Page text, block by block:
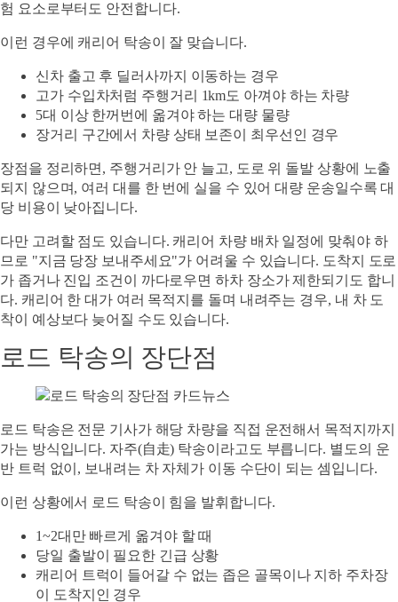
험 요소로부터도 안전합니다.
이런 경우에 캐리어 탁송이 잘 맞습니다.
신차 출고 후 딜러사까지 이동하는 경우
고가 수입차처럼 주행거리 1km도 아껴야 하는 차량
5대 이상 한꺼번에 옮겨야 하는 대량 물량
장거리 구간에서 차량 상태 보존이 최우선인 경우
장점을 정리하면, 주행거리가 안 늘고, 도로 위 돌발 상황에 노출
되지 않으며, 여러 대를 한 번에 실을 수 있어 대량 운송일수록 대
당 비용이 낮아집니다.
다만 고려할 점도 있습니다. 캐리어 차량 배차 일정에 맞춰야 하
므로 "지금 당장 보내주세요"가 어려울 수 있습니다. 도착지 도로
가 좁거나 진입 조건이 까다로우면 하차 장소가 제한되기도 합니
다. 캐리어 한 대가 여러 목적지를 돌며 내려주는 경우, 내 차 도
착이 예상보다 늦어질 수도 있습니다.
로드 탁송의 장단점
로드 탁송은 전문 기사가 해당 차량을 직접 운전해서 목적지까지
가는 방식입니다. 자주(自走) 탁송이라고도 부릅니다. 별도의 운
반 트럭 없이, 보내려는 차 자체가 이동 수단이 되는 셈입니다.
이런 상황에서 로드 탁송이 힘을 발휘합니다.
1~2대만 빠르게 옮겨야 할 때
당일 출발이 필요한 긴급 상황
캐리어 트럭이 들어갈 수 없는 좁은 골목이나 지하 주차장
이 도착지인 경우